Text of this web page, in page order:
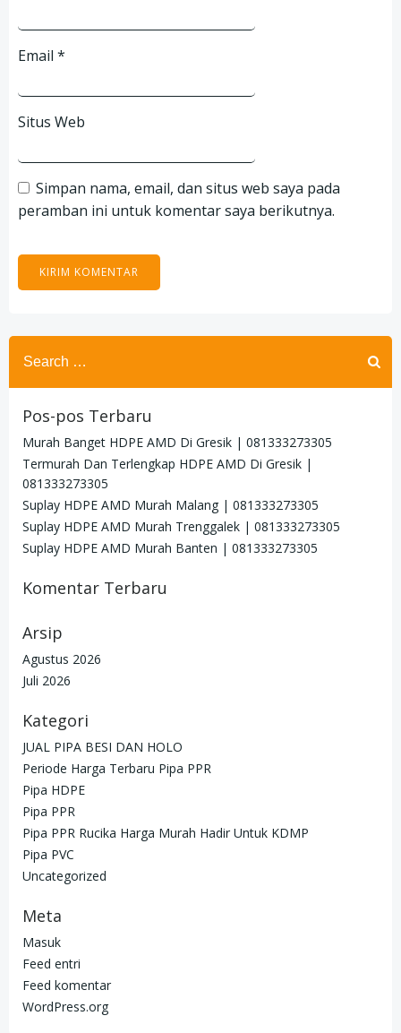
Email *
Situs Web
Simpan nama, email, dan situs web saya pada
peramban ini untuk komentar saya berikutnya.
Search
for:
Pos-pos Terbaru
Murah Banget HDPE AMD Di Gresik | 081333273305
Termurah Dan Terlengkap HDPE AMD Di Gresik |
081333273305
Suplay HDPE AMD Murah Malang | 081333273305
Suplay HDPE AMD Murah Trenggalek | 081333273305
Suplay HDPE AMD Murah Banten | 081333273305
Komentar Terbaru
Arsip
Agustus 2026
Juli 2026
Kategori
JUAL PIPA BESI DAN HOLO
Periode Harga Terbaru Pipa PPR
Pipa HDPE
Pipa PPR
Pipa PPR Rucika Harga Murah Hadir Untuk KDMP
Pipa PVC
Uncategorized
Meta
Masuk
Feed entri
Feed komentar
WordPress.org